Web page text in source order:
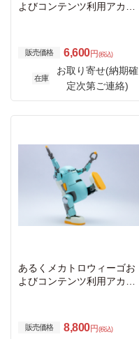
よびコンテンツ利用アカウ
販売価格 6,600円 (税込)
在庫
お取り寄せ(納期確
定次第ご連絡)
あるくメカトロウィーゴお
よびコンテンツ利用アカウ
販売価格 8,800円 (税込)